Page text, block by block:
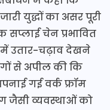
युद्धों का असर पूरी
सप्लाई चेन प्रभावित
उतार-चढ़ाव देखने
से अपील की कि
गई वर्क फ्रॉम
जैसी व्यवस्थाओं को